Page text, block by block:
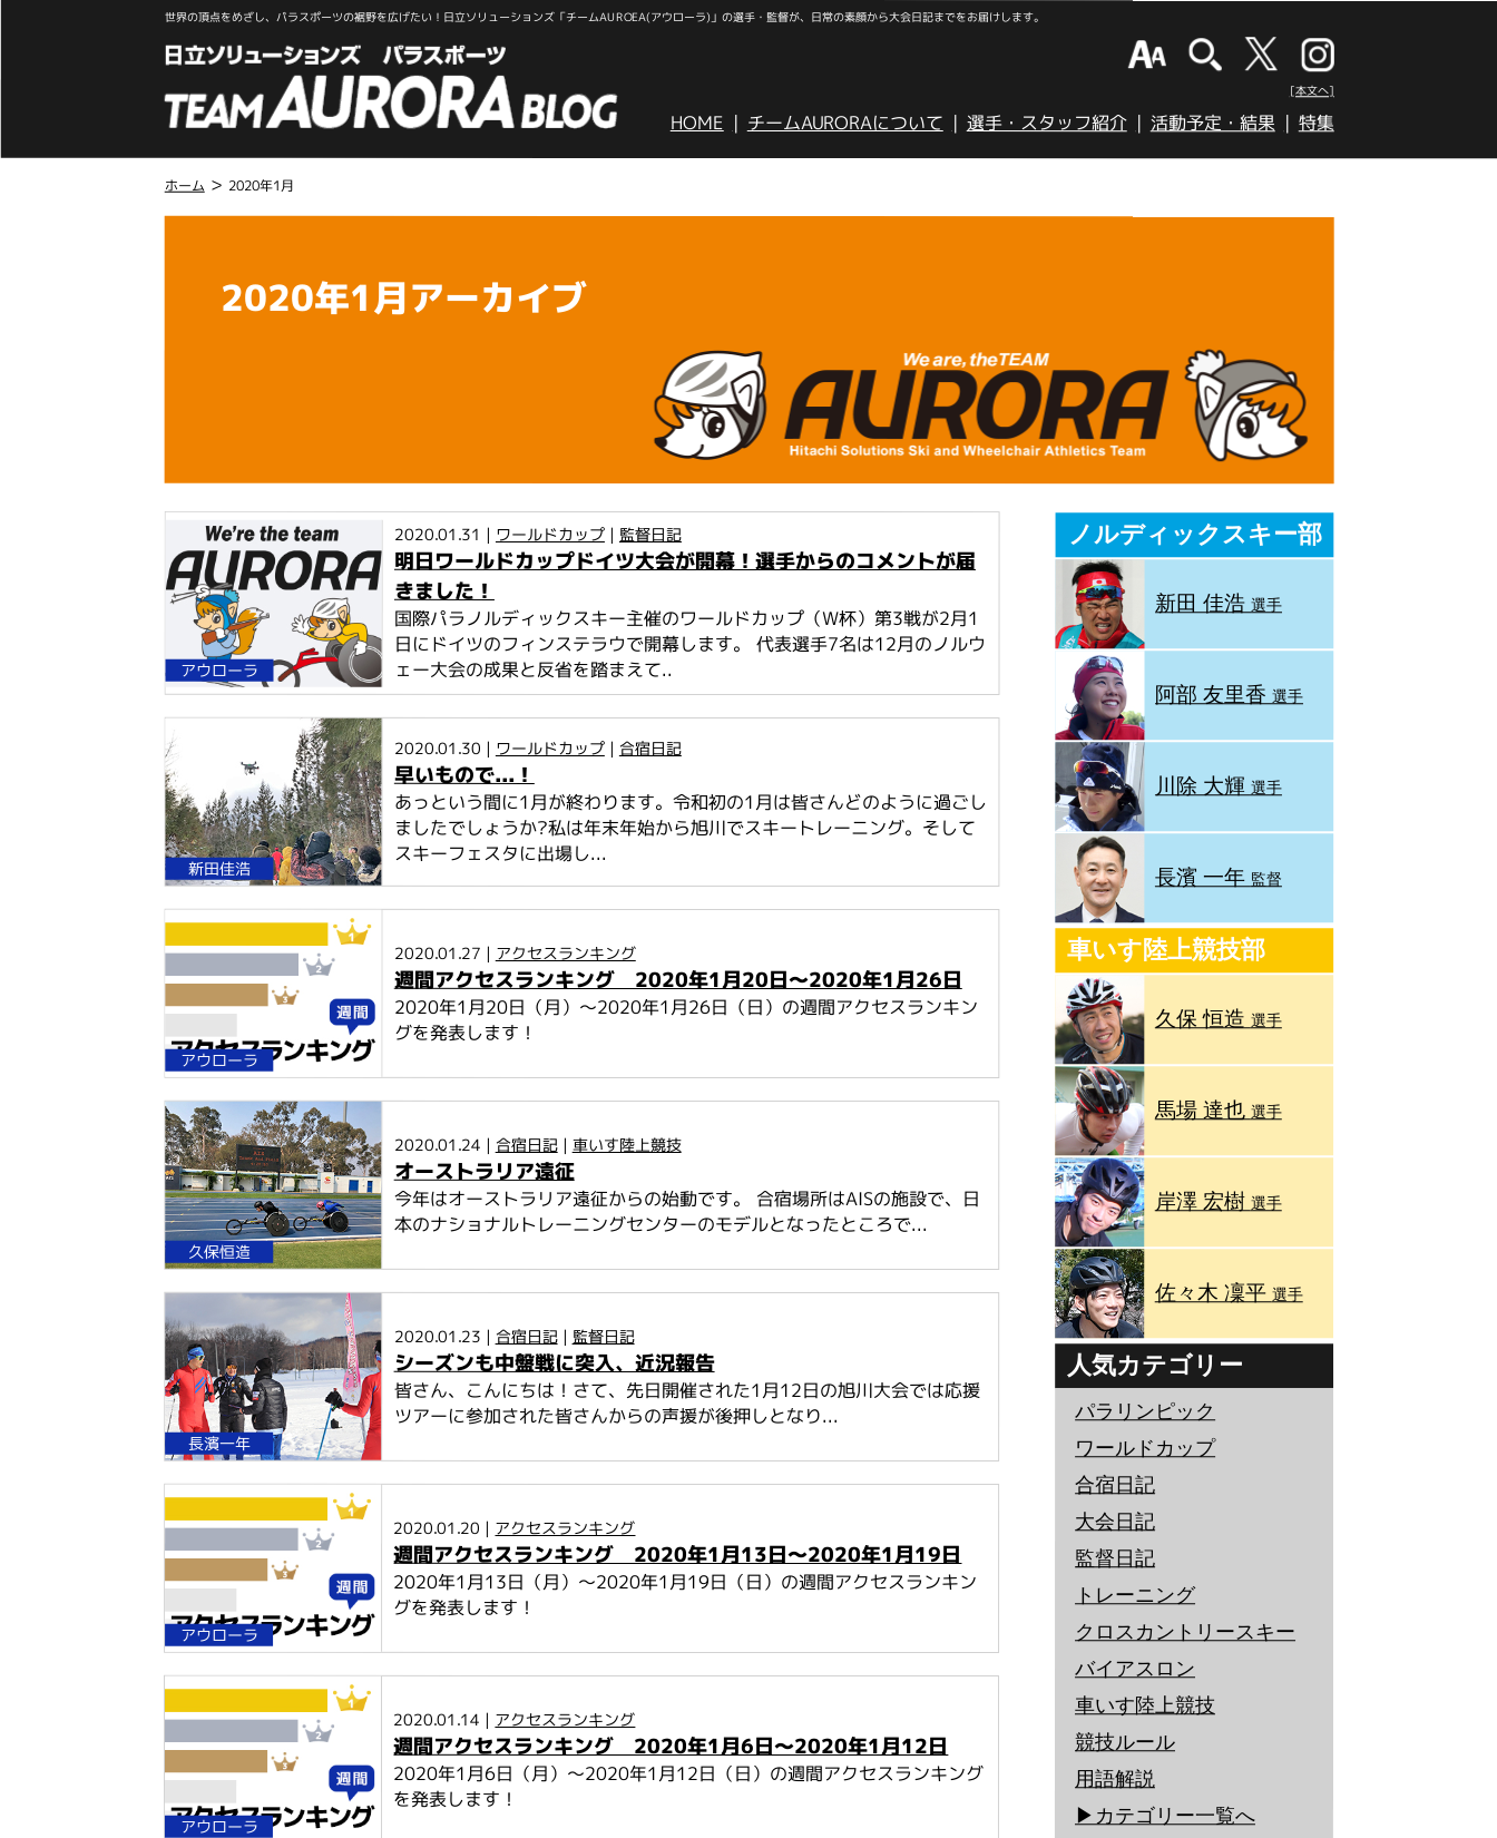
世界の頂点をめざし、パラスポーツの裾野を広げたい！日立ソリューションズ「チームAUROEA(アウローラ)」の選手・監督が、日常の素顔から大会日記までをお届けします。
[本文へ]
HOME チームAURORAについて 選手・スタッフ紹介 活動予定・結果 特集
ホーム > 2020年1月
2020年1月アーカイブ
アウローラ
2020.01.31 | ワールドカップ| 監督日記
明日ワールドカップドイツ大会が開幕！選手からのコメントが届
きました！
国際パラノルディックスキー主催のワールドカップ（W杯）第3戦が2月1
日にドイツのフィンステラウで開幕します。 代表選手7名は12月のノルウ
ェー大会の成果と反省を踏まえて..
新田佳浩
2020.01.30 | ワールドカップ| 合宿日記
早いもので...！
あっという間に1月が終わります。令和初の1月は皆さんどのように過ごし
ましたでしょうか?私は年末年始から旭川でスキートレーニング。そして
スキーフェスタに出場し...
アウローラ
2020.01.27 | アクセスランキング
週間アクセスランキング 2020年1月20日～2020年1月26日
2020年1月20日（月）～2020年1月26日（日）の週間アクセスランキン
グを発表します！
久保恒造
2020.01.24 | 合宿日記| 車いす陸上競技
オーストラリア遠征
今年はオーストラリア遠征からの始動です。 合宿場所はAISの施設で、日
本のナショナルトレーニングセンターのモデルとなったところで...
長濱一年
2020.01.23 | 合宿日記| 監督日記
シーズンも中盤戦に突入、近況報告
皆さん、こんにちは！さて、先日開催された1月12日の旭川大会では応援
ツアーに参加された皆さんからの声援が後押しとなり...
アウローラ
2020.01.20 | アクセスランキング
週間アクセスランキング 2020年1月13日～2020年1月19日
2020年1月13日（月）～2020年1月19日（日）の週間アクセスランキン
グを発表します！
アウローラ
2020.01.14 | アクセスランキング
週間アクセスランキング 2020年1月6日～2020年1月12日
2020年1月6日（月）～2020年1月12日（日）の週間アクセスランキング
を発表します！
ノルディックスキー部
新田 佳浩選手
阿部 友里香選手
川除 大輝 選手
長濱 一年 監督
車いす陸上競技部
久保 恒造 選手
馬場 達也 選手
岸澤 宏樹 選手
佐々木 凜平 選手
人気カテゴリー
パラリンピック
ワールドカップ
合宿日記
大会日記
監督日記
トレーニング
クロスカントリースキー
バイアスロン
車いす陸上競技
競技ルール
用語解説
▶︎カテゴリー一覧へ